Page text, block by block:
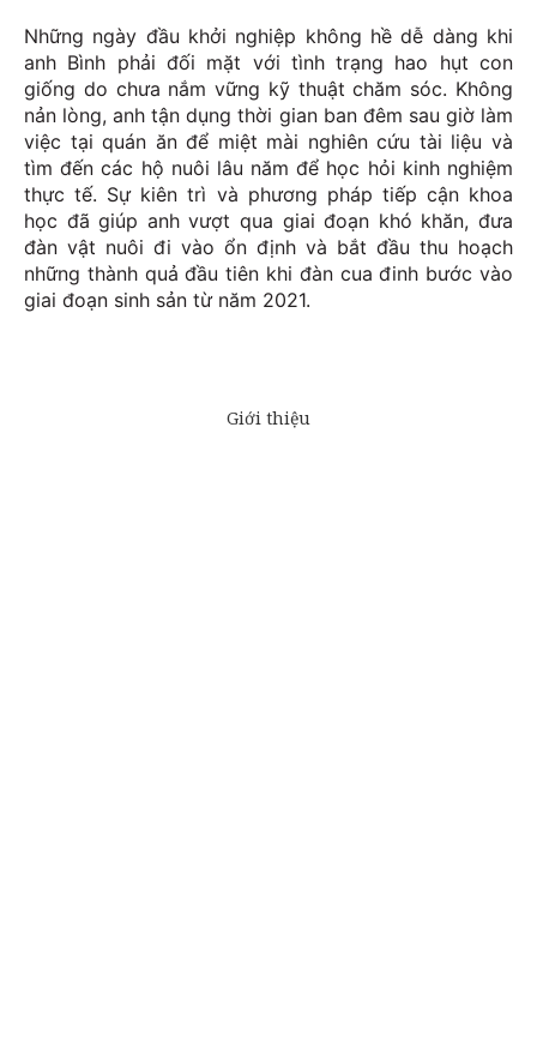
Những ngày đầu khởi nghiệp không hề dễ dàng khi
anh Bình phải đối mặt với tình trạng hao hụt con
giống do chưa nắm vững kỹ thuật chăm sóc. Không
nản lòng, anh tận dụng thời gian ban đêm sau giờ làm
việc tại quán ăn để miệt mài nghiên cứu tài liệu và
tìm đến các hộ nuôi lâu năm để học hỏi kinh nghiệm
thực tế. Sự kiên trì và phương pháp tiếp cận khoa
học đã giúp anh vượt qua giai đoạn khó khăn, đưa
đàn vật nuôi đi vào ổn định và bắt đầu thu hoạch
những thành quả đầu tiên khi đàn cua đinh bước vào
giai đoạn sinh sản từ năm 2021.